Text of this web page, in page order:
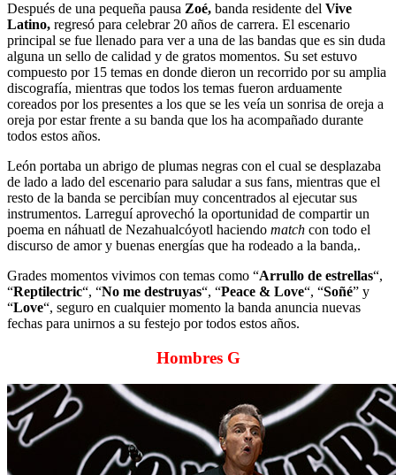
Después de una pequeña pausa Zoé, banda residente del Vive
Latino, regresó para celebrar 20 años de carrera. El escenario
principal se fue llenado para ver a una de las bandas que es sin duda
alguna un sello de calidad y de gratos momentos. Su set estuvo
compuesto por 15 temas en donde dieron un recorrido por su amplia
discografía, mientras que todos los temas fueron arduamente
coreados por los presentes a los que se les veía un sonrisa de oreja a
oreja por estar frente a su banda que los ha acompañado durante
todos estos años.
León portaba un abrigo de plumas negras con el cual se desplazaba
de lado a lado del escenario para saludar a sus fans, mientras que el
resto de la banda se percibían muy concentrados al ejecutar sus
instrumentos. Larreguí aprovechó la oportunidad de compartir un
poema en náhuatl de Nezahualcóyotl haciendo match con todo el
discurso de amor y buenas energías que ha rodeado a la banda,.
Grades momentos vivimos con temas como “Arrullo de estrellas“,
“Reptilectric“, “No me destruyas“, “Peace & Love“, “Soñé” y
“Love“, seguro en cualquier momento la banda anuncia nuevas
fechas para unirnos a su festejo por todos estos años.
Hombres G